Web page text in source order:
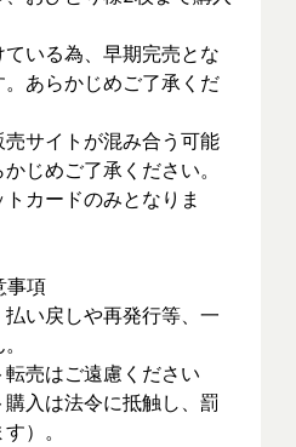
ている為、早期完売とな
あらかじめご了承くだ
売サイトが混み合う可能
じめご了承ください。
カードのみとなりま
事項
払い戻しや再発行等、一
転売はご遠慮ください
購入は法令に抵触し、罰
）。